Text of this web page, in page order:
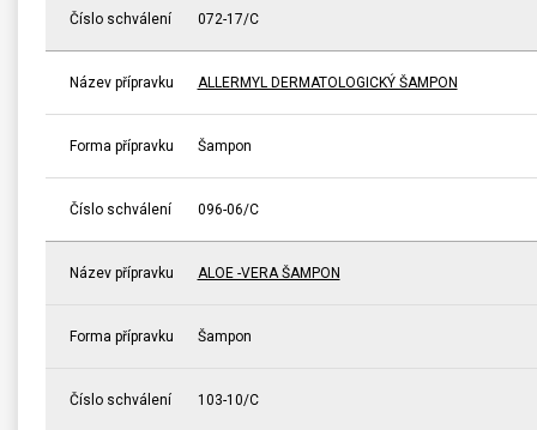
Číslo schválení 072-17/C
Název přípravku ALLERMYL DERMATOLOGICKÝ ŠAMPON
Forma přípravku Šampon
Číslo schválení 096-06/C
Název přípravku ALOE -VERA ŠAMPON
Forma přípravku Šampon
Číslo schválení 103-10/C